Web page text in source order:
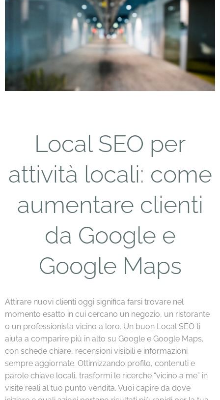
Local SEO per
attività locali: come
aumentare clienti
da Google e
Google Maps
Attirare nuovi clienti oggi significa farsi trovare nel
momento esatto in cui cercano un negozio, un ristorante
o un professionista vicino a loro. Un buon Local SEO ti
aiuta a comparire più in alto su Google e Google Maps,
con schede chiare, recensioni visibili e informazioni
sempre aggiornate. Ottimizzando profilo, contenuti e
parole chiave locali, trasformi le ricerche “vicino a me” in
visite reali al tuo punto vendita. Vuoi capire da dove